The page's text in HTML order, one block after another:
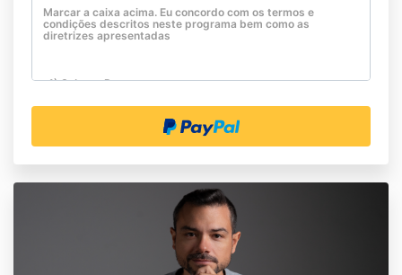
Marcar a caixa acima. Eu concordo com os termos e
condições descritos neste programa bem como as
diretrizes apresentadas
1) Sobre o Programa
O Programa adquirido (Certificação Basic Proficiency) será
disponibilizado por meio de login e senha, logo após a
confirmação do pagamento. Esses acessos são pessoais,
intransferíveis e restritos exclusivamente ao usuário
cadastrado. A distribuição ou compartilhamento do material
está VETADA, conforme estabelece a Lei Brasileira nº
tecnologicamente pela WCES, em parceria com a
plataforma Kajabi, localizada na Califórnia, Estados Unidos.
O programa consiste em videoaulas e pode ser acessado
através da plataforma online, tanto via desktop quanto
mobile. O prazo máximo para concluir as 10 lições
(programa completo) é de 140 dias, contados a partir da
data do primeiro acesso à ferramenta Kajabi Inc.